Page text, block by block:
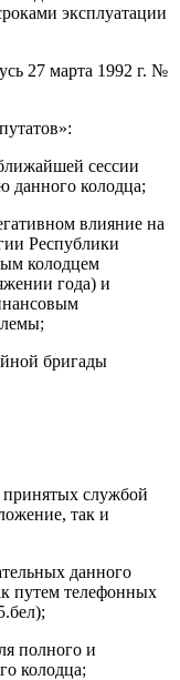
эксплуатации
27 марта 1992 г. №
сессии
данного колодца;
влияние на
Республики
колодцем
года) и
бригады
принятых службой
так и
данного
путем телефонных
полного и
колодца;